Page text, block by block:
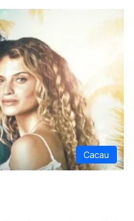
Cacau